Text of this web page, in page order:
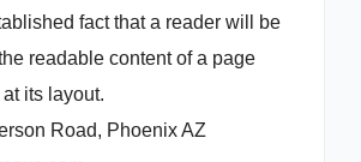
fact that a reader will be
readable content of a page
its layout.
Road, Phoenix AZ